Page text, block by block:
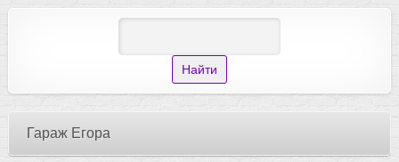
Гараж Егора